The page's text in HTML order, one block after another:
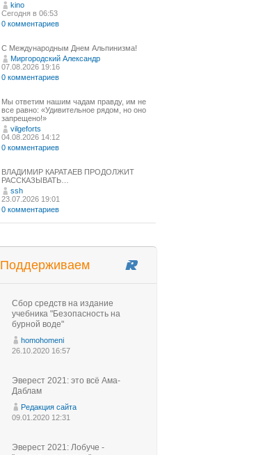
kino
Сегодня в 06:53
0 комментариев
С Международным Днем Альпинизма!⁠
Миргородский Александр
07.08.2026 19:16
0 комментариев
Мы ответим нашим чадам правду, им не
все равно: «Удивительное рядом, но оно
запрещено!»
vilgeforts
04.08.2026 14:12
0 комментариев
ВЛАДИМИР КАРАТАЕВ ПРОДОЛЖИТ
РАССКАЗЫВАТЬ…
ssh
23.07.2026 19:01
0 комментариев
Поддерживаем
Сбор средств на издание
учебника "Безопасность на
бурной воде"
homohomeni
26.10.2020 16:57
Эверест 2021: это всё Ама-
Даблам
Редакция сайта
09.01.2020 12:31
Эверест 2021: Лобуче -